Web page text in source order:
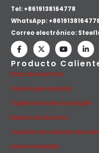
Tel: +8619138164778
WhatsApp:
Correo electrónico:
Producto
Placa de aluminio
Tubería galvanizada
Tubería de acero inoxidable
Bobina de aluminio
Tuberías sin costuras de
Acero inoxidable